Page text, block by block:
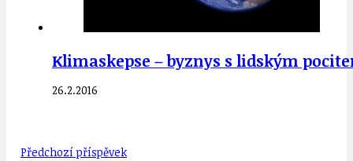
Klimaskepse – byznys s lidským
26.2.2016
Předchozí příspěvek